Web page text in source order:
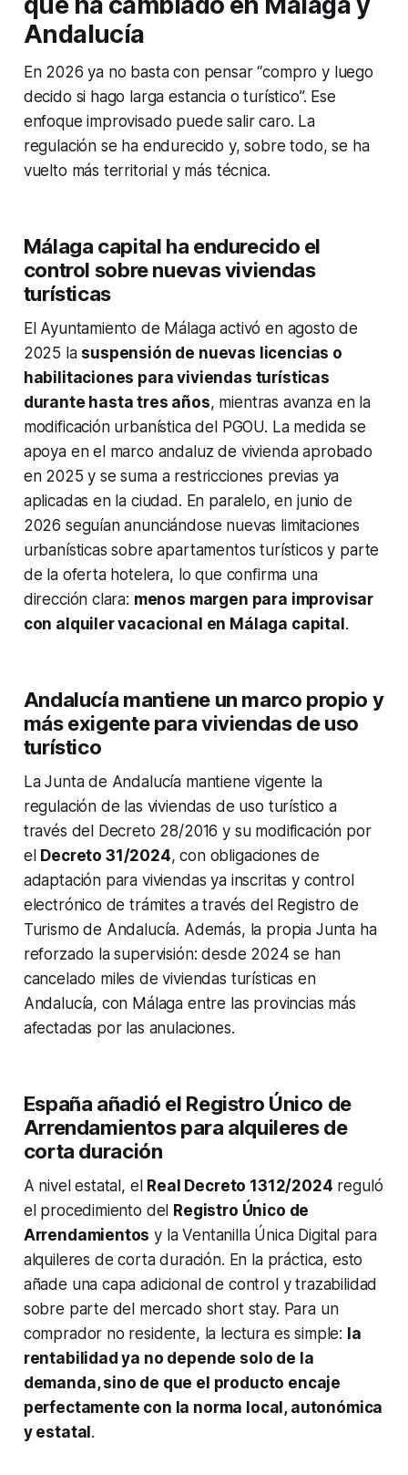
Andalucía
En 2026 ya no basta con pensar “compro y luego
decido si hago larga estancia o turístico”. Ese
enfoque improvisado puede salir caro. La
regulación se ha endurecido y, sobre todo, se ha
vuelto más territorial y más técnica.
Málaga capital ha endurecido el
control sobre nuevas viviendas
turísticas
El Ayuntamiento de Málaga activó en agosto de
2025 la suspensión de nuevas licencias o
habilitaciones para viviendas turísticas
durante hasta tres años, mientras avanza en la
modificación urbanística del PGOU. La medida se
apoya en el marco andaluz de vivienda aprobado
en 2025 y se suma a restricciones previas ya
aplicadas en la ciudad. En paralelo, en junio de
2026 seguían anunciándose nuevas limitaciones
urbanísticas sobre apartamentos turísticos y parte
de la oferta hotelera, lo que confirma una
dirección clara: menos margen para improvisar
con alquiler vacacional en Málaga capital .
Andalucía mantiene un marco propio y
más exigente para viviendas de uso
turístico
La Junta de Andalucía mantiene vigente la
regulación de las viviendas de uso turístico a
través del Decreto 28/2016 y su modificación por
el Decreto 31/2024, con obligaciones de
adaptación para viviendas ya inscritas y control
electrónico de trámites a través del Registro de
Turismo de Andalucía. Además, la propia Junta ha
reforzado la supervisión: desde 2024 se han
cancelado miles de viviendas turísticas en
Andalucía, con Málaga entre las provincias más
afectadas por las anulaciones.
España añadió el Registro Único de
Arrendamientos para alquileres de
corta duración
A nivel estatal, el Real Decreto 1312/2024 reguló
el procedimiento del Registro Único de
Arrendamientos y la Ventanilla Única Digital para
alquileres de corta duración. En la práctica, esto
añade una capa adicional de control y trazabilidad
sobre parte del mercado short stay. Para un
comprador no residente, la lectura es simple: la
rentabilidad ya no depende solo de la
demanda, sino de que el producto encaje
perfectamente con la norma local, autonómica
y estatal .